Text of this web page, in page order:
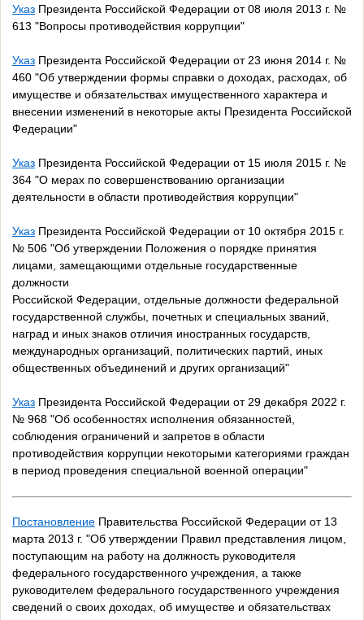
Указ Президента Российской Федерации от 08 июля 2013 г. №
613 "Вопросы противодействия коррупции"
Указ Президента Российской Федерации от 23 июня 2014 г. №
460 "Об утверждении формы справки о доходах, расходах, об
имуществе и обязательствах имущественного характера и
внесении изменений в некоторые акты Президента Российской
Федерации"
Указ Президента Российской Федерации от 15 июля 2015 г. №
364 "О мерах по совершенствованию организации
деятельности в области противодействия коррупции"
Указ Президента Российской Федерации от 10 октября 2015 г.
№ 506 "Об утверждении Положения о порядке принятия
лицами, замещающими отдельные государственные
должности
Российской Федерации, отдельные должности федеральной
государственной службы, почетных и специальных званий,
наград и иных знаков отличия иностранных государств,
международных организаций, политических партий, иных
общественных объединений и других организаций"
Указ Президента Российской Федерации от 29 декабря 2022 г.
№ 968 "Об особенностях исполнения обязанностей,
соблюдения ограничений и запретов в области
противодействия коррупции некоторыми категориями граждан
в период проведения специальной военной операции"
Постановление Правительства Российской Федерации от 13
марта 2013 г. "Об утверждении Правил представления лицом,
поступающим на работу на должность руководителя
федерального государственного учреждения, а также
руководителем федерального государственного учреждения
сведений о своих доходах, об имуществе и обязательствах